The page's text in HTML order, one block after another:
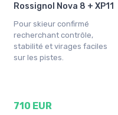
Rossignol Nova 8 + XP11
Pour skieur confirmé
recherchant contrôle,
stabilité et virages faciles
sur les pistes.
710 EUR